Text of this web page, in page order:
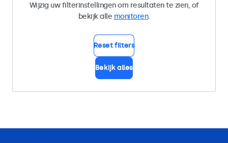
Wijzig uw filterinstellingen om resultaten te zien, of
bekijk alle monitoren.
Reset filters
Bekijk alles